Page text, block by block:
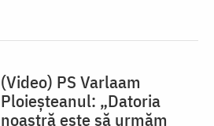
(Video) PS Varlaam
Ploieșteanul: „Datoria
noastră este să urmăm